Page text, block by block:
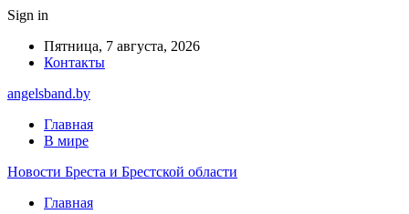
Sign in
Пятница, 7 августа, 2026
Контакты
angelsband.by
Главная
В мире
Новости Бреста и Брестской области
Главная